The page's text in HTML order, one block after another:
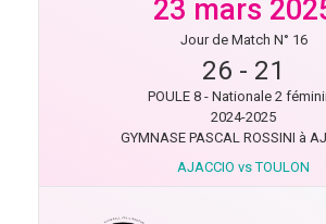
23 mars
Jour de Match N° 16
26 - 21
POULE 8 - Nationale 2
2024-2025
GYMNASE PASCAL ROSSINI à
AJACCIO vs TOULON